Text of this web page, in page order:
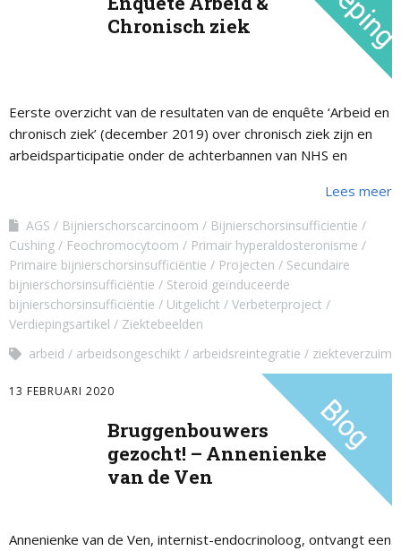
Chronisch ziek
Eerste overzicht van de resultaten van de enquête ‘Arbeid en
chronisch ziek’ (december 2019) over chronisch ziek zijn en
arbeidsparticipatie onder de achterbannen van NHS en
Lees meer
AGS Bijnierschorscarcinoom
Bijnierschorsinsufficientie
Cushing
Feochromocytoom
Primair hyperaldosteronisme
Primaire bijnierschorsinsufficiëntie
Projecten
Secundaire
bijnierschorsinsufficiëntie
Steroid geïnduceerde
bijnierschorsinsufficiëntie
Uitgelicht
Verbeterproject
Verdiepingsartikel
Ziektebeelden
arbeid
arbeidsongeschikt arbeidsreintegratie ziekteverzuim
13 FEBRUARI 2020
Bruggenbouwers
gezocht! – Annenienke
van de Ven
Annenienke van de Ven, internist-endocrinoloog, ontvangt een